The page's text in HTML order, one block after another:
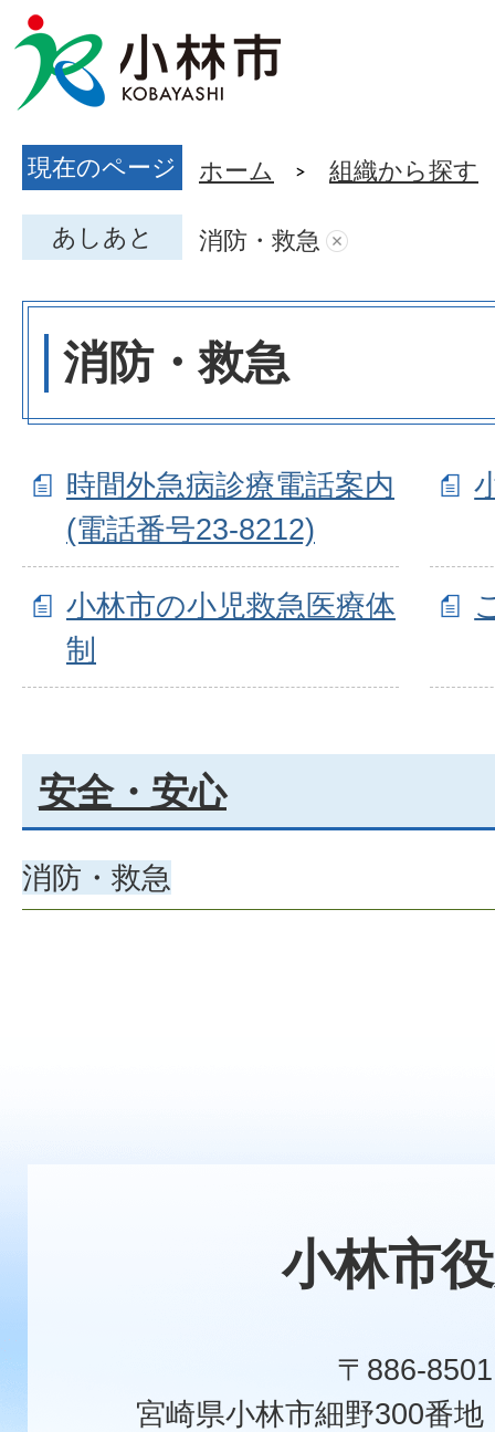
現在のページ ホーム 組織から探す
あしあと 消防・救急
消防・救急
時間外急病診療電話案内
(電話番号23-8212)
小林市の小児救急医療体
制
安全・安心
消防・救急
小林市
〒886-8501
宮崎県小林市細野300番